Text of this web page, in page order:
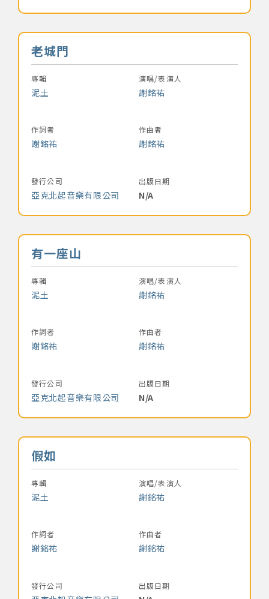
音樂名稱
老城門
專輯
泥土
演唱/表演人
謝銘祐
作詞者
謝銘祐
作曲者
謝銘祐
發行公司
亞克北起音樂有限公司
出版日期
N/A
音樂名稱
有一座山
專輯
泥土
演唱/表演人
謝銘祐
作詞者
謝銘祐
作曲者
謝銘祐
發行公司
亞克北起音樂有限公司
出版日期
N/A
音樂名稱
假如
專輯
泥土
演唱/表演人
謝銘祐
作詞者
謝銘祐
作曲者
謝銘祐
發行公司 出版日期